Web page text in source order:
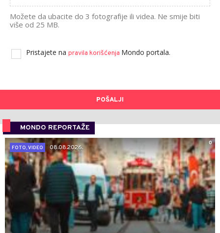
Možete da ubacite do 3 fotografije ili videa. Ne smije biti
više od 25 MB.
Pristajete na pravila korišćenja Mondo portala.
POŠALJI
MONDO REPORTAŽE
0
FOTO, VIDEO
08.08.2026.